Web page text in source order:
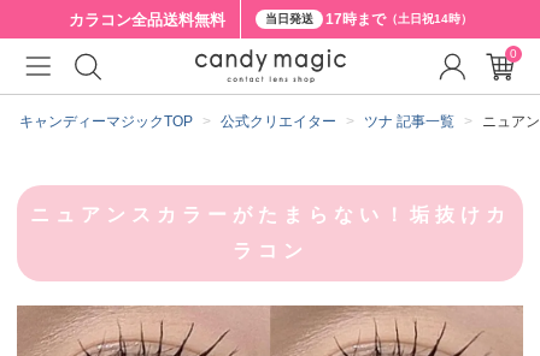
カラコン全品送料無料 当日発送 17時まで（土日祝14時）
キャンディーマジックTOP 公式クリエイター ツナ 記事一覧 ニュア
ニュアンスカラーがたまらない！垢抜けカ
ラコン
0